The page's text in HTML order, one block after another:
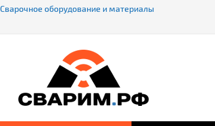
Сварочное оборудование и материалы